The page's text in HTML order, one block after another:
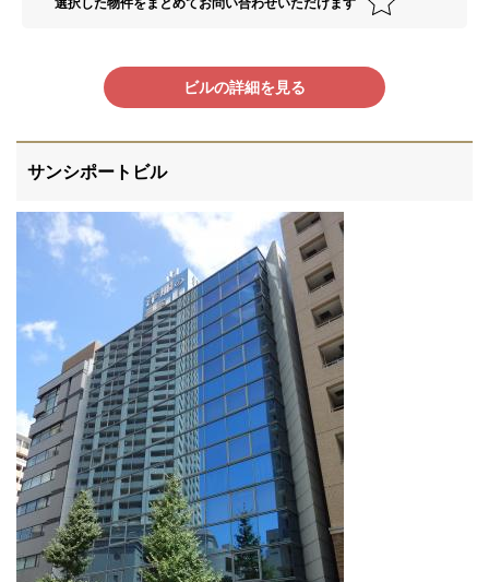
ビルの詳細を見る
サンシポートビル